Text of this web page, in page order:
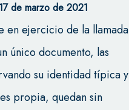
de marzo de 2021
en ejercicio de la llamada
único documento, las
su identidad típica y
propia, quedan sin